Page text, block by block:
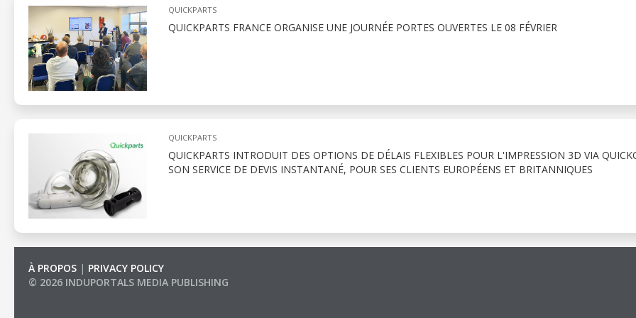
QUICKPARTS
QUICKPARTS FRANCE ORGANISE UNE JOURNÉE PORTES OUVERTES LE 08 FÉVRIER
QUICKPARTS
QUICKPARTS INTRODUIT DES OPTIONS DE DÉLAIS FLEXIBLES POUR L'IMPRESSION 3D VIA
SON SERVICE DE DEVIS INSTANTANÉ, POUR SES CLIENTS EUROPÉENS ET BRITANNIQUES
À PROPOS | PRIVACY POLICY
© 2026 INDUPORTALS MEDIA PUBLISHING